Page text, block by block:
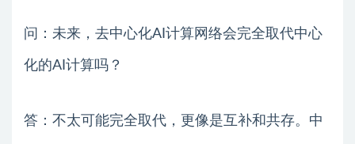
问：未来，去中心化AI计算网络会完全取代中心
化的AI计算吗？
答：不太可能完全取代，更像是互补和共存。中